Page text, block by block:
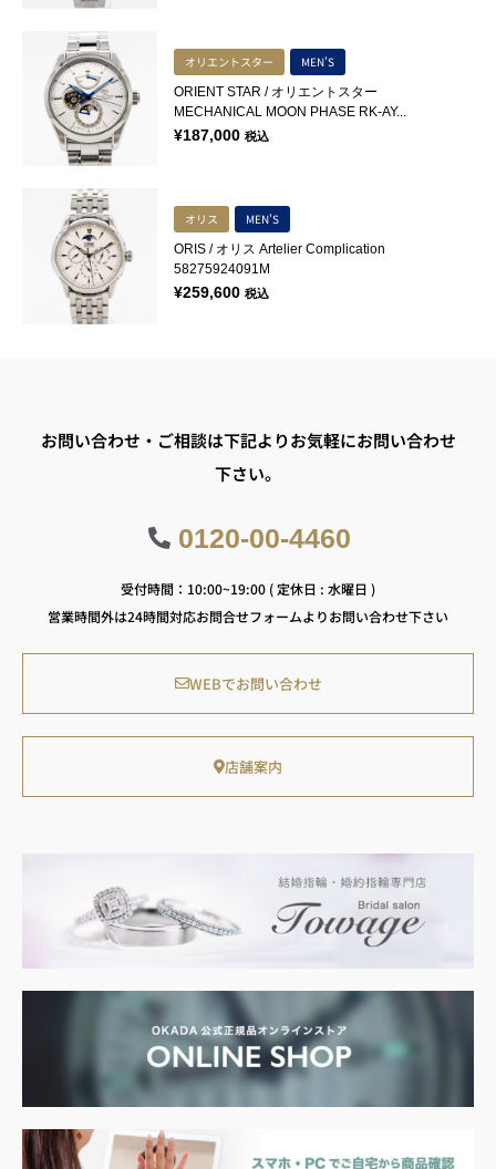
オリエントスター MEN'S
ORIENT STAR / オリエントスター
MECHANICAL MOON PHASE RK-AY...
¥187,000 税込
オリス MEN'S
ORIS / オリス Artelier Complication
58275924091M
¥259,600 税込
お問い合わせ・ご相談は下記よりお気軽にお問い合わせ
下さい。
0120-00-4460
受付時間：10:00~19:00 ( 定休日 : 水曜日 )
営業時間外は24時間対応お問合せフォームよりお問い合わせ下さい
WEBでお問い合わせ
店舗案内